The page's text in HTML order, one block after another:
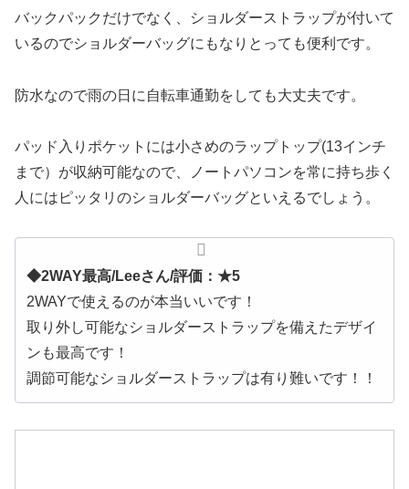
バックパックだけでなく、ショルダーストラップが付いて
いるのでショルダーバッグにもなりとっても便利です。
防水なので雨の日に自転車通勤をしても大丈夫です。
パッド入りポケットには小さめのラップトップ(13インチ
まで）が収納可能なので、ノートパソコンを常に持ち歩く
人にはピッタリのショルダーバッグといえるでしょう。
◆2WAY最高/Leeさん/評価：★5
2WAYで使えるのが本当いいです！
取り外し可能なショルダーストラップを備えたデザイ
ンも最高です！
調節可能なショルダーストラップは有り難いです！！